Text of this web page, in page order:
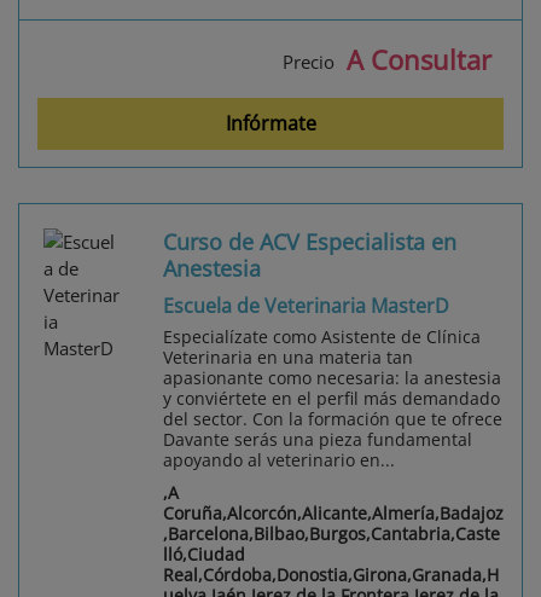
Precio A Consultar
Infórmate
Curso de ACV Especialista en
Anestesia
Escuela de Veterinaria MasterD
Especialízate como Asistente de Clínica
Veterinaria en una materia tan
apasionante como necesaria: la anestesia
y conviértete en el perfil más demandado
del sector. Con la formación que te ofrece
Davante serás una pieza fundamental
apoyando al veterinario en...
,A
Coruña,Alcorcón,Alicante,Almería,Badajoz
,Barcelona,Bilbao,Burgos,Cantabria,Caste
lló,Ciudad
Real,Córdoba,Donostia,Girona,Granada,H